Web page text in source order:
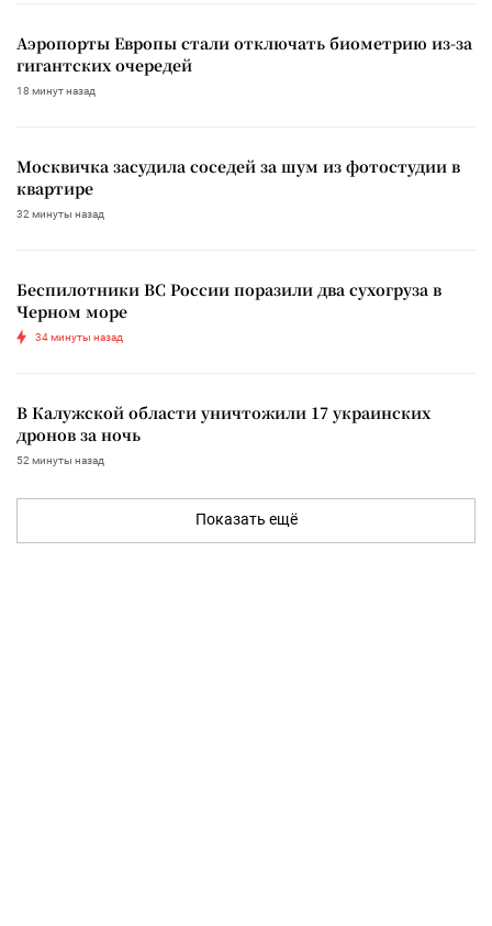
Аэропорты Европы стали отключать биометрию из-за
гигантских очередей
18 минут назад
Москвичка засудила соседей за шум из фотостудии в
квартире
32 минуты назад
Беспилотники ВС России поразили два сухогруза в
Черном море
34 минуты назад
В Калужской области уничтожили 17 украинских
дронов за ночь
52 минуты назад
Показать ещё